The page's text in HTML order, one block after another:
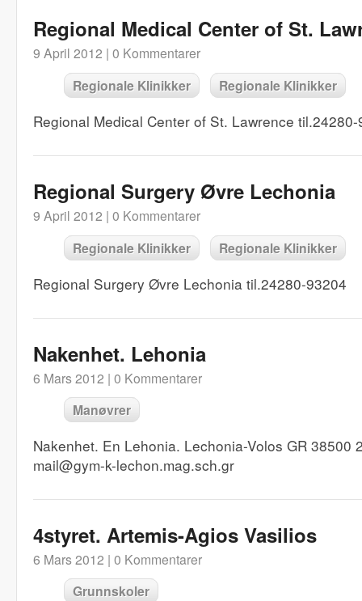
Regional Medical Center of St.
9 April 2012 | 0 Kommentarer
Regionale Klinikker Regionale Klinikker
Regional Medical Center of St. Lawrence
Regional Surgery Øvre Lechonia
9 April 2012 | 0 Kommentarer
Regionale Klinikker Regionale Klinikker
Regional Surgery Øvre Lechonia til.24280-93204
Nakenhet. Lehonia
6 Mars 2012 | 0 Kommentarer
Manøvrer
Nakenhet. En Lehonia. Lechonia-Volos GR 38500
mail@gym-k-lechon.mag.sch.gr
4styret. Artemis-Agios Vasilios
6 Mars 2012 | 0 Kommentarer
Grunnskoler